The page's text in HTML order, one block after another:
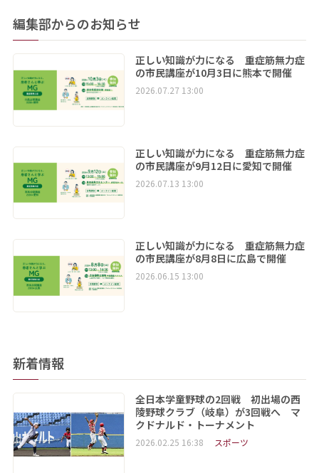
編集部からのお知らせ
正しい知識が力になる 重症筋無力症
の市民講座が10月3日に熊本で開催
2026.07.27 13:00
正しい知識が力になる 重症筋無力症
の市民講座が9月12日に愛知で開催
2026.07.13 13:00
正しい知識が力になる 重症筋無力症
の市民講座が8月8日に広島で開催
2026.06.15 13:00
新着情報
全日本学童野球の2回戦 初出場の西
陵野球クラブ（岐阜）が3回戦へ マ
クドナルド・トーナメント
2026.02.25 16:38 スポーツ